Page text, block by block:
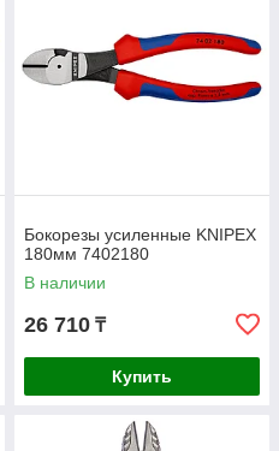
Бокорезы усиленные KNIPEX
180мм 7402180
В наличии
26 710 ₸
Купить